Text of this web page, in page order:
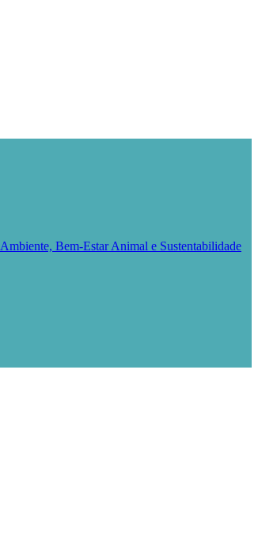
Ambiente, Bem-Estar Animal e Sustentabilidade